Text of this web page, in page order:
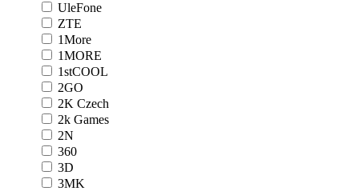
UleFone
ZTE
1More
1MORE
1stCOOL
2GO
2K Czech
2k Games
2N
360
3D
3MK